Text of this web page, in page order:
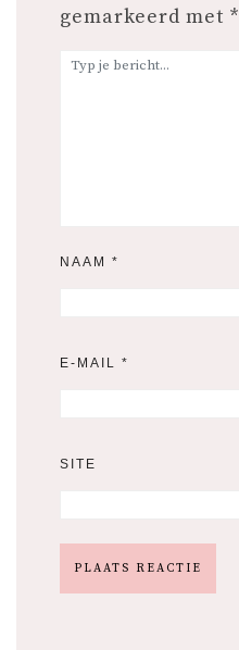
gemarkeerd met *
NAAM *
E-MAIL *
SITE